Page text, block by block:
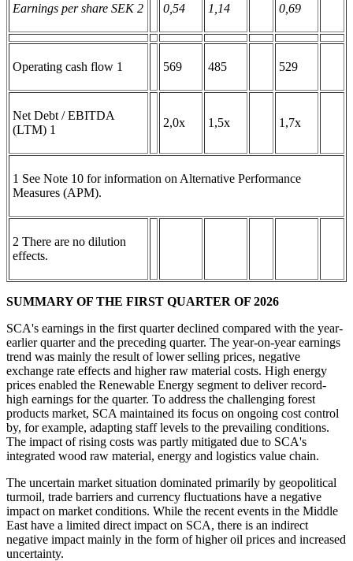
Earnings per share SEK2 0,54 1,14 0,69
Operating cash flow 1 569 485 529
Net Debt / EBITDA
(LTM) 1
2,0x 1,5x 1,7x
1 See Note 10 for information on Alternative Performance
Measures (APM).
2 There are no dilution
effects.
SUMMARY OF THE FIRST QUARTER OF 2026
SCA's earnings in the first quarter declined compared with the year-
earlier quarter and the preceding quarter. The year-on-year earnings
trend was mainly the result of lower selling prices, negative
exchange rate effects and higher raw material costs. High energy
prices enabled the Renewable Energy segment to deliver record-
high earnings for the quarter. To address the challenging forest
products market, SCA maintained its focus on ongoing cost control
by, for example, adapting staff levels to the prevailing conditions.
The impact of rising costs was partly mitigated due to SCA's
integrated wood raw material, energy and logistics value chain.
The uncertain market situation dominated primarily by geopolitical
turmoil, trade barriers and currency fluctuations have a negative
impact on market conditions. While the recent events in the Middle
East have a limited direct impact on SCA, there is an indirect
negative impact mainly in the form of higher oil prices and increased
uncertainty.